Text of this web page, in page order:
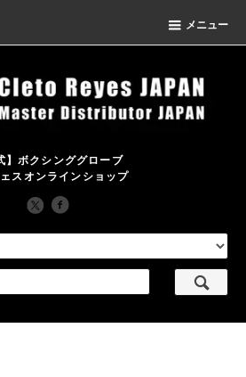
メニュー
】ボクシンググローブ
スオンラインショップ